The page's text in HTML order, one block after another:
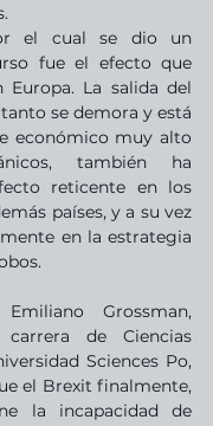
el cual se dio un
fue el efecto que
La salida del
se demora y está
económico muy alto
también ha
reticente en los
países, y a su vez
en la estrategia
Grossman,
de Ciencias
Sciences Po,
el Brexit finalmente,
la incapacidad de